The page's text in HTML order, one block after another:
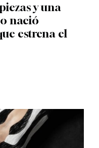
y una
nació
estrena el